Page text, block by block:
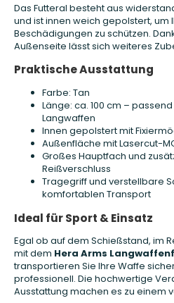
Das Futteral besteht aus
und ist innen weich gepolstert, um
Beschädigungen zu schützen.
Außenseite lässt sich weiteres
Praktische Ausstattung
Farbe: Tan
Länge: ca. 100 cm –
Langwaffen
Innen gepolstert mit
Außenfläche mit Lasercut-
Großes Hauptfach und
Reißverschluss
Tragegriff und verstellbare
komfortablen Transport
Ideal für Sport & Einsatz
Egal ob auf dem Schießstand, im
mit dem Hera Arms
transportieren Sie Ihre Waffe
professionell. Die hochwertige
Ausstattung machen es zu einem